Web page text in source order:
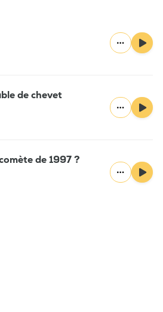
de chevet
de 1997 ?